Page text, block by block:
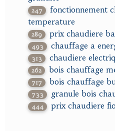
247
fonctionnement
temperature
289 prix chaudiere
493 chauffage a
313 chaudiere
262 bois chauffage
717 bois chauffage
733 granule bois
444 prix chaudiere